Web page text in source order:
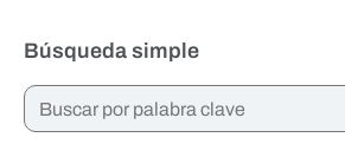
Búsqueda simple